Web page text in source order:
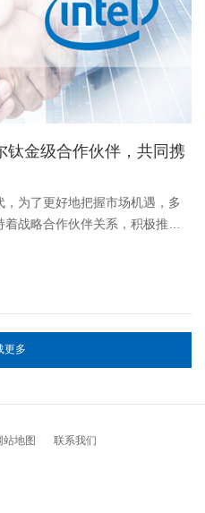
钛金级合作伙伴，共同携
为了更好地把握市场机遇，多
战略合作伙伴关系，积极推动
化转型赋能。
更多
站地图 联系我们